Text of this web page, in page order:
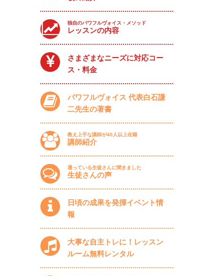
独自のパワフルヴォイス・メソッド
レッスンの内容
さまざまなニーズに対応コー
ス・料金
パワフルヴォイス 代表白石謙
二先生の著書
教え上手な講師が40人以上在籍
講師紹介
通っている生徒さんに聞きました
生徒さんの声
日頃の成果を発揮イベント情
報
大事な自主トレに！レッスン
ルーム無料レンタル